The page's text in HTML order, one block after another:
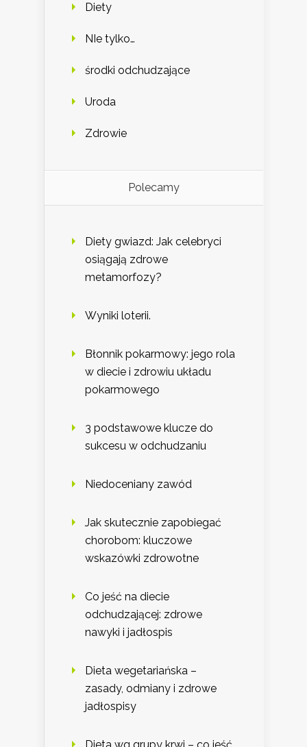
Diety
NIe tylko…
środki odchudzające
Uroda
Zdrowie
Polecamy
Diety gwiazd: Jak celebryci
osiągają zdrowe
metamorfozy?
Wyniki loterii.
Błonnik pokarmowy: jego rola
w diecie i zdrowiu układu
pokarmowego
3 podstawowe klucze do
sukcesu w odchudzaniu
Niedoceniany zawód
Jak skutecznie zapobiegać
chorobom: kluczowe
wskazówki zdrowotne
Co jeść na diecie
odchudzającej: zdrowe
nawyki i jadłospis
Dieta wegetariańska –
zasady, odmiany i zdrowe
jadłospisy